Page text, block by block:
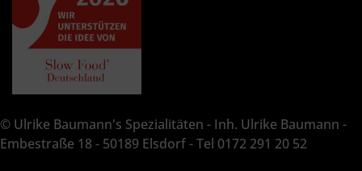
© Ulrike Baumann's Spezialitäten - Inh. Ulrike Baumann -
Embestraße 18 - 50189 Elsdorf - Tel 0172 291 20 52